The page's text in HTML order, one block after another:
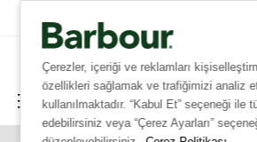
Çerezler, içeriği ve reklamları
özellikleri sağlamak ve trafiğimizi analiz
kullanılmaktadır. “Kabul Et” seçeneği ile
edebilirsiniz veya “Çerez Ayarları”